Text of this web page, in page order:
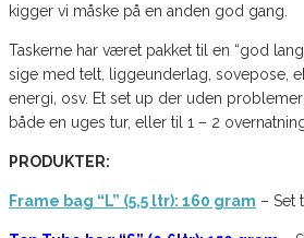
kigger vi måske på en anden god gang.
Taskerne har været pakket til en “god
sige med telt, liggeunderlag, sovepose,
energi, osv. Et set up der uden
både en uges tur, eller til 1 – 2
PRODUKTER:
Frame bag “L” (5,5 ltr): 160 gram – Set